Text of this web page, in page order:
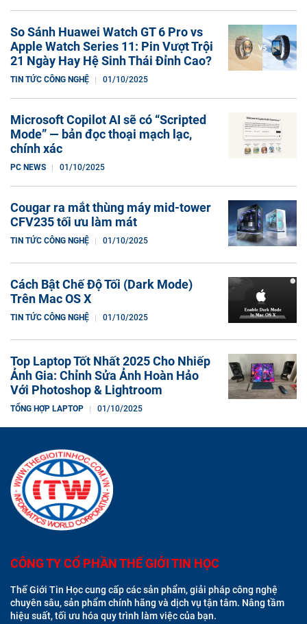
So Sánh Huawei Watch GT 6 Pro vs
Apple Watch Series 11: Pin Vượt Trội
21 Ngày Hay Hệ Sinh Thái Đỉnh Cao?
TIN TỨC CÔNG NGHỆ 01/10/2025
Microsoft Copilot AI sẽ có “Scripted
Mode” — bản đọc thoại mạch lạc,
chính xác
PC NEWS 01/10/2025
Cougar ra mắt thùng máy mid-tower
CFV235 tối ưu làm mát
TIN TỨC CÔNG NGHỆ 01/10/2025
Cách Bật Chế Độ Tối (Dark Mode)
Trên Mac OS X
TIN TỨC CÔNG NGHỆ 01/10/2025
Top Laptop Tốt Nhất 2025 Cho Nhiếp
Ảnh Gia: Chỉnh Sửa Ảnh Hoàn Hảo
Với Photoshop & Lightroom
TỔNG HỢP LAPTOP 01/10/2025
CÔNG TY CỔ PHẦN THẾ GIỚI TIN HỌC
Thế Giới Tin Học cung cấp các sản phẩm, giải pháp công nghệ
chuyên sâu, sản phẩm chính hãng và dịch vụ tận tâm. Nâng tầm
hiệu suất, tối ưu hóa quy trình làm việc của bạn.